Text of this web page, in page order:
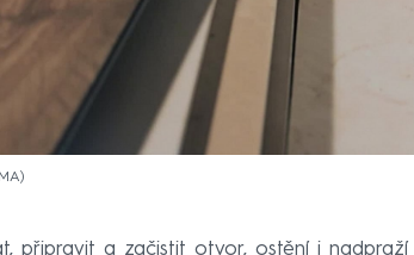
připravit a začistit otvor, ostění i nadpraží